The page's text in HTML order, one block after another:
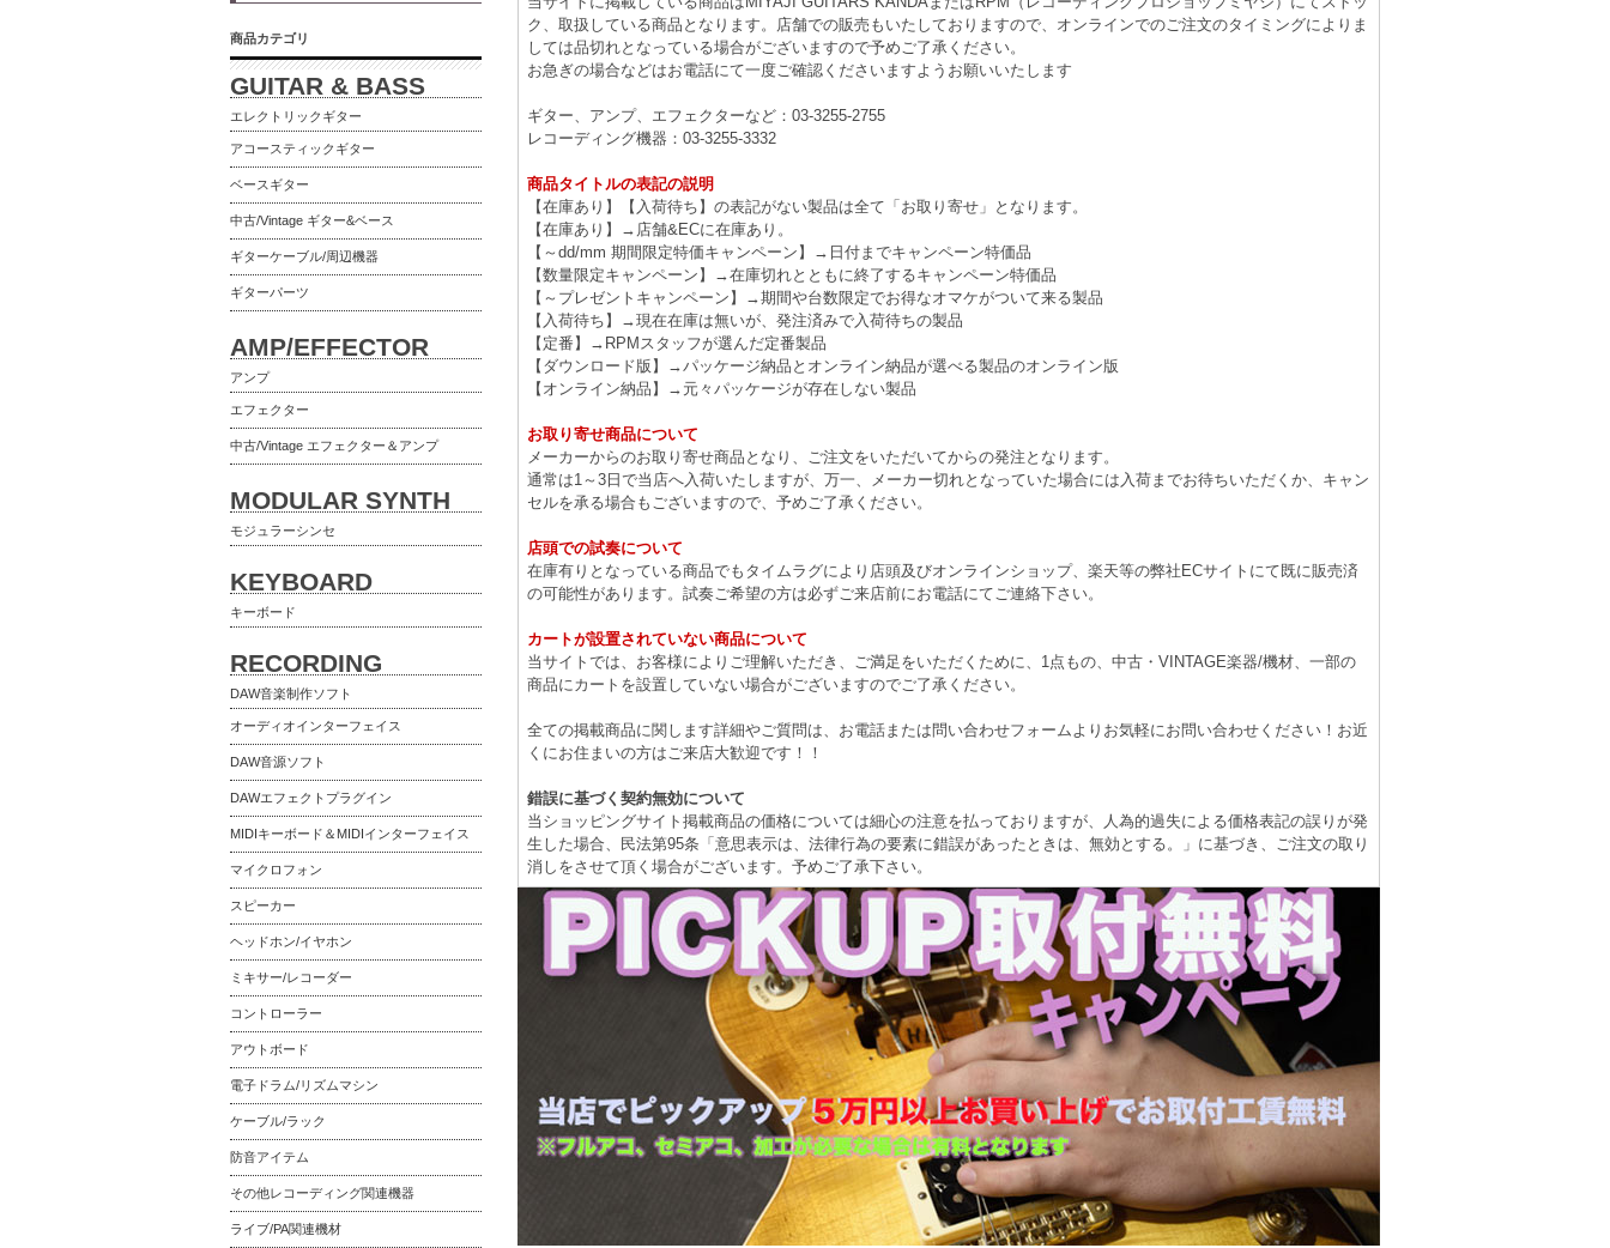
ク、取扱している商品となります。店舗での販売もいたしておりますので、オンラインでのご注文のタイミングによりま
しては品切れとなっている場合がございますので予めご了承ください。
お急ぎの場合などはお電話にて一度ご確認くださいますようお願いいたします
ギター、アンプ、エフェクターなど：03-3255-2755
レコーディング機器：03-3255-3332
商品タイトルの表記の説明
【在庫あり】【入荷待ち】の表記がない製品は全て「お取り寄せ」となります。
【在庫あり】→店舗&ECに在庫あり。
【～dd/mm 期間限定特価キャンペーン】→日付までキャンペーン特価品
【数量限定キャンペーン】→在庫切れとともに終了するキャンペーン特価品
【～プレゼントキャンペーン】→期間や台数限定でお得なオマケがついて来る製品
【入荷待ち】→現在在庫は無いが、発注済みで入荷待ちの製品
【定番】→RPMスタッフが選んだ定番製品
【ダウンロード版】→パッケージ納品とオンライン納品が選べる製品のオンライン版
【オンライン納品】→元々パッケージが存在しない製品
お取り寄せ商品について
メーカーからのお取り寄せ商品となり、ご注文をいただいてからの発注となります。
通常は1～3日で当店へ入荷いたしますが、万一、メーカー切れとなっていた場合には入荷までお待ちいただくか、キャン
セルを承る場合もございますので、予めご了承ください。
店頭での試奏について
在庫有りとなっている商品でもタイムラグにより店頭及びオンラインショップ、楽天等の弊社ECサイトにて既に販売済
の可能性があります。試奏ご希望の方は必ずご来店前にお電話にてご連絡下さい。
カートが設置されていない商品について
当サイトでは、お客様によりご理解いただき、ご満足をいただくために、1点もの、中古・VINTAGE楽器/機材、一部の
商品にカートを設置していない場合がございますのでご了承ください。
全ての掲載商品に関します詳細やご質問は、お電話または問い合わせフォームよりお気軽にお問い合わせください！お近
くにお住まいの方はご来店大歓迎です！！
錯誤に基づく契約無効について
当ショッピングサイト掲載商品の価格については細心の注意を払っておりますが、人為的過失による価格表記の誤りが発
生した場合、民法第95条「意思表示は、法律行為の要素に錯誤があったときは、無効とする。」に基づき、ご注文の取り
消しをさせて頂く場合がございます。予めご了承下さい。
商品カテゴリ
GUITAR & BASS
エレクトリックギター
アコースティックギター
ベースギター
中古/Vintage ギター&ベース
ギターケーブル/周辺機器
ギターパーツ
AMP/EFFECTOR
アンプ
エフェクター
中古/Vintage エフェクター＆アンプ
MODULAR SYNTH
モジュラーシンセ
KEYBOARD
キーボード
RECORDING
DAW音楽制作ソフト
オーディオインターフェイス
DAW音源ソフト
DAWエフェクトプラグイン
MIDIキーボード＆MIDIインターフェイス
マイクロフォン
スピーカー
ヘッドホン/イヤホン
ミキサー/レコーダー
コントローラー
アウトボード
電子ドラム/リズムマシン
ケーブル/ラック
防音アイテム
その他レコーディング関連機器
ライブ/PA関連機材